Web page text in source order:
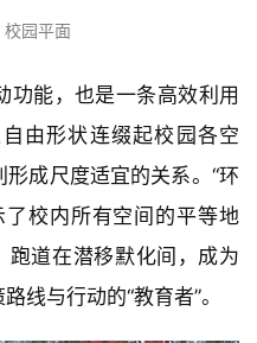
园平面
功能，也是一条高效利用
由形状连缀起校园各空
成尺度适宜的关系。“环
校内所有空间的平等地
跑道在潜移默化间，成为
线与行动的“教育者”。